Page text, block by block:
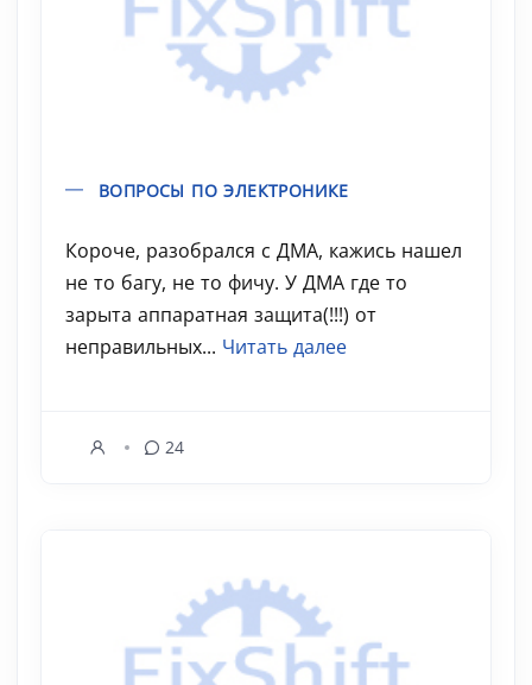
ВОПРОСЫ ПО ЭЛЕКТРОНИКЕ
Короче, разобрался с ДМА, кажись нашел
не то багу, не то фичу. У ДМА где то
зарыта аппаратная защита(!!!) от
неправильных... Читать далее
24